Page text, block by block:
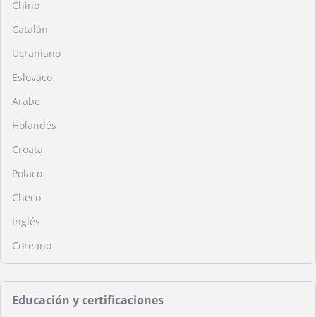
Chino
Catalán
Ucraniano
Eslovaco
Árabe
Holandés
Croata
Polaco
Checo
Inglés
Coreano
Educación y certificaciones